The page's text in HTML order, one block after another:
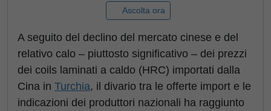
Ascolta ora
A seguito del declino del mercato cinese e del
relativo calo – piuttosto significativo – dei prezzi
dei coils laminati a caldo (HRC) importati dalla
Cina in Turchia, il divario tra le offerte import e le
indicazioni dei produttori nazionali ha raggiunto